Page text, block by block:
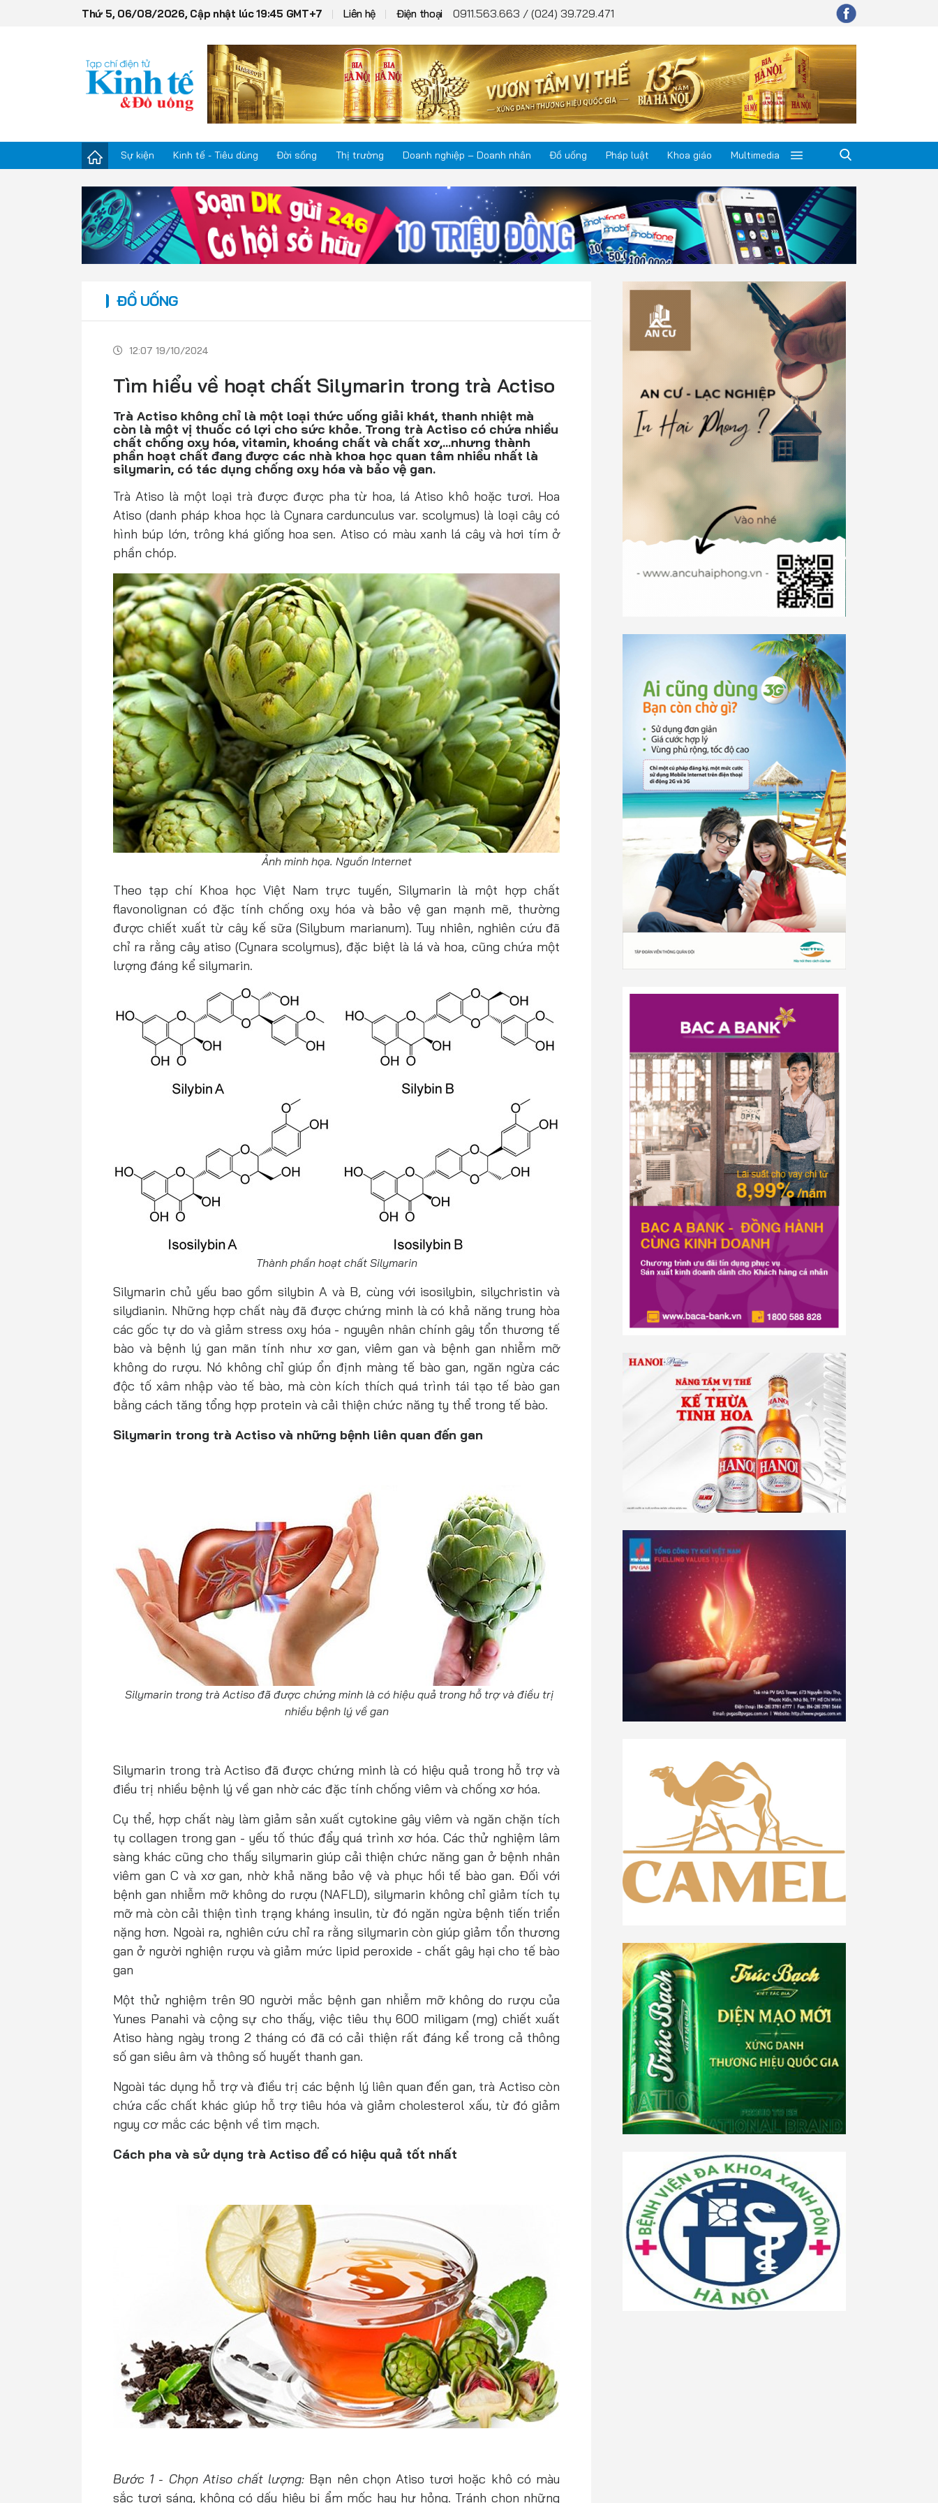
Thứ 5, 06/08/2026, Cập nhật lúc 19:45 GMT+7 Liên hệ Điện thoại 0911.563.663 / (024) 39.729.471
Sự kiện Kinh tế - Tiêu dùng Đời sống Thị trường Doanh nghiệp – Doanh nhân Đồ uống Pháp luật Khoa giáo Multimedia
Kinh tế - Tiêu dùng
Đời sống
Doanh nghiệp – Doanh nhân
Đồ uống
Khoa giáo
Multimedia
ĐỒ UỐNG
12:07 19/10/2024
Tìm hiểu về hoạt chất Silymarin trong trà Actiso
Trà Actiso không chỉ là một loại thức uống giải khát, thanh nhiệt mà
còn là một vị thuốc có lợi cho sức khỏe. Trong trà Actiso có chứa nhiều
chất chống oxy hóa, vitamin, khoáng chất và chất xơ,…nhưng thành
phần hoạt chất đang được các nhà khoa học quan tâm nhiều nhất là
silymarin, có tác dụng chống oxy hóa và bảo vệ gan.
Trà Atiso là một loại trà được được pha từ hoa, lá Atiso khô hoặc tươi. Hoa
Atiso (danh pháp khoa học là Cynara cardunculus var. scolymus) là loại cây có
hình búp lớn, trông khá giống hoa sen. Atiso có màu xanh lá cây và hơi tím ở
phần chóp.
Ảnh minh họa. Nguồn Internet
Theo tạp chí Khoa học Việt Nam trực tuyến, Silymarin là một hợp chất
flavonolignan có đặc tính chống oxy hóa và bảo vệ gan mạnh mẽ, thường
được chiết xuất từ cây kế sữa (Silybum marianum). Tuy nhiên, nghiên cứu đã
chỉ ra rằng cây atiso (Cynara scolymus), đặc biệt là lá và hoa, cũng chứa một
lượng đáng kể silymarin.
Thành phần hoạt chất Silymarin
Silymarin chủ yếu bao gồm silybin A và B, cùng với isosilybin, silychristin và
silydianin. Những hợp chất này đã được chứng minh là có khả năng trung hòa
các gốc tự do và giảm stress oxy hóa - nguyên nhân chính gây tổn thương tế
bào và bệnh lý gan mãn tính như xơ gan, viêm gan và bệnh gan nhiễm mỡ
không do rượu. Nó không chỉ giúp ổn định màng tế bào gan, ngăn ngừa các
độc tố xâm nhập vào tế bào, mà còn kích thích quá trình tái tạo tế bào gan
bằng cách tăng tổng hợp protein và cải thiện chức năng ty thể trong tế bào.
Silymarin trong trà Actiso và những bệnh liên quan đến gan
Silymarin trong trà Actiso đã được chứng minh là có hiệu quả trong hỗ trợ và điều trị
nhiều bệnh lý về gan
Silymarin trong trà Actiso đã được chứng minh là có hiệu quả trong hỗ trợ và
điều trị nhiều bệnh lý về gan nhờ các đặc tính chống viêm và chống xơ hóa.
Cụ thể, hợp chất này làm giảm sản xuất cytokine gây viêm và ngăn chặn tích
tụ collagen trong gan - yếu tố thúc đẩy quá trình xơ hóa. Các thử nghiệm lâm
sàng khác cũng cho thấy silymarin giúp cải thiện chức năng gan ở bệnh nhân
viêm gan C và xơ gan, nhờ khả năng bảo vệ và phục hồi tế bào gan. Đối với
bệnh gan nhiễm mỡ không do rượu (NAFLD), silymarin không chỉ giảm tích tụ
mỡ mà còn cải thiện tình trạng kháng insulin, từ đó ngăn ngừa bệnh tiến triển
nặng hơn. Ngoài ra, nghiên cứu chỉ ra rằng silymarin còn giúp giảm tổn thương
gan ở người nghiện rượu và giảm mức lipid peroxide - chất gây hại cho tế bào
gan
Một thử nghiệm trên 90 người mắc bệnh gan nhiễm mỡ không do rượu của
Yunes Panahi và cộng sự cho thấy, việc tiêu thụ 600 miligam (mg) chiết xuất
Atiso hàng ngày trong 2 tháng có đã có cải thiện rất đáng kể trong cả thông
số gan siêu âm và thông số huyết thanh gan.
Ngoài tác dụng hỗ trợ và điều trị các bệnh lý liên quan đến gan, trà Actiso còn
chứa cấc chất khác giúp hỗ trợ tiêu hóa và giảm cholesterol xấu, từ đó giảm
nguy cơ mắc các bệnh về tim mạch.
Cách pha và sử dụng trà Actiso để có hiệu quả tốt nhất
Bước 1 - Chọn Atiso chất lượng: Bạn nên chọn Atiso tươi hoặc khô có màu
sắc tươi sáng, không có dấu hiệu bị ẩm mốc hay hư hỏng. Tránh chọn những